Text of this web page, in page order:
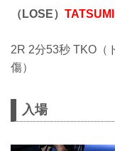
（LOSE） TATSUMI
2R 2分53秒 TKO（
傷）
入場